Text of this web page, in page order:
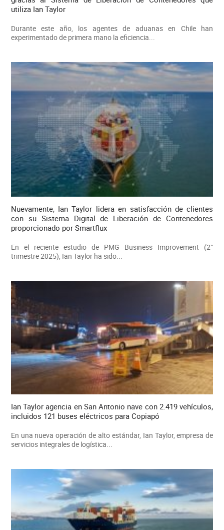
utiliza Ian Taylor
Durante este año, los agentes de aduanas en Chile han
experimentado de primera mano la eficiencia...
Nuevamente, Ian Taylor lidera en satisfacción de clientes
con su Sistema Digital de Liberación de Contenedores
proporcionado por Smartflux
En el reciente estudio de PMG Business Improvement (2°
trimestre 2025), Ian Taylor ha sido...
Ian Taylor agencia en San Antonio nave con 2.419 vehículos,
incluidos 121 buses eléctricos para Copiapó
En una nueva operación de alto estándar, Ian Taylor, empresa de
servicios integrales de logística...